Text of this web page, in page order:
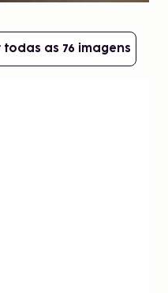
todas as 76 imagens